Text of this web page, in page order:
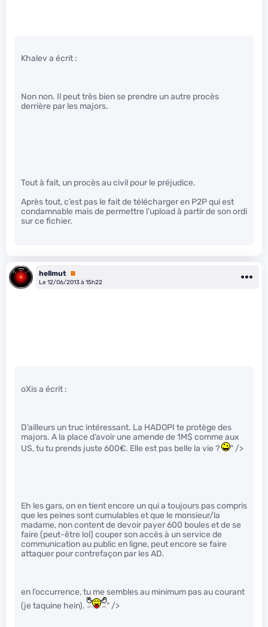
Khalev a écrit :
Non non. Il peut très bien se prendre un autre procès
derrière par les majors.
Tout à fait, un procès au civil pour le préjudice.
Après tout, c’est pas le fait de télécharger en P2P qui est
condamnable mais de permettre l’upload à partir de son ordi
sur ce fichier.
hellmut Premium
Le 12/06/2013 à 15h22
oXis a écrit :
D’ailleurs un truc intéressant. La HADOPI te protège des
majors. A la place d’avoir une amende de 1M$ comme aux
US, tu tu prends juste 600€. Elle est pas belle la vie ?
" />
Eh les gars, on en tient encore un qui a toujours pas compris
que les peines sont cumulables et que le monsieur/la
madame, non content de devoir payer 600 boules et de se
faire (peut-être lol) couper son accès à un service de
communication au public en ligne, peut encore se faire
attaquer pour contrefaçon par les AD.
en l’occurrence, tu me sembles au minimum pas au courant
(je taquine hein).
" />